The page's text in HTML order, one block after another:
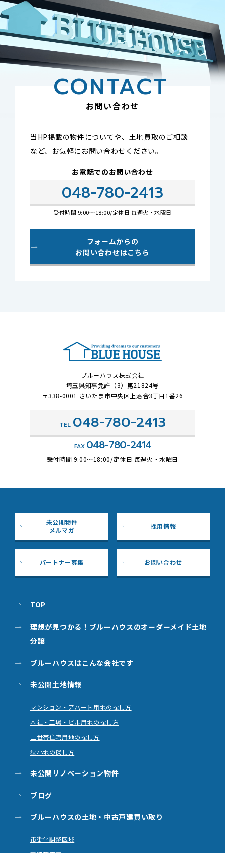
CONTACT
お問い合わせ
当HP掲載の物件についてや、土地買取のご相談
など、 お気軽にお問い合わせください。
お電話でのお問い合わせ
048-780-2413
受付時間 9:00～18:00/定休日 毎週火・水曜日
フォームからの
お問い合わせはこちら
ブルーハウス株式会社
埼玉県知事免許（3）第21824号
〒338-0001 さいたま市中央区上落合3丁目1番26
TEL 048-780-2413
FAX 048-780-2414
受付時間 9:00～18:00/定休日 毎週火・水曜日
未公開物件
メルマガ
採用情報
パートナー募集 お問い合わせ
TOP
理想が見つかる！ブルーハウスのオーダーメイド土地
分譲
ブルーハウスはこんな会社です
未公開土地情報
マンション・アパート用地の探し方
本社・工場・ビル用地の探し方
二世帯住宅用地の探し方
狭小地の探し方
未公開リノベーション物件
ブログ
ブルーハウスの土地・ 中古戸建買い取り
市街化調整区域